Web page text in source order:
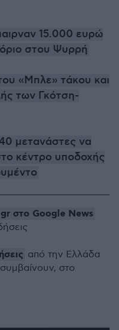
15.000 ευρώ
στου Ψυρρή
«Μπλε» τάκου και
των Γκότση-
μετανάστες να
κέντρο υποδοχής
στο Google News
από την Ελλάδα
στο